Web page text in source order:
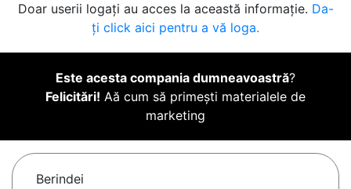
Doar userii logați au acces la această informație. Da-
ți click aici pentru a vă loga.
Este acesta compania dumneavoastră?
Felicitări! Aă cum să primești materialele de
marketing
Berindei